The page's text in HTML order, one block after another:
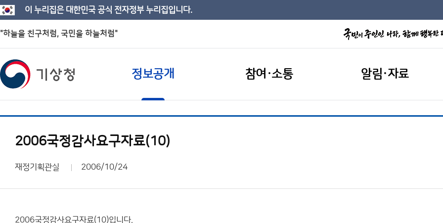
이 누리집은 대한민국 공식 전자정부 누리집입니다.
"하늘을 친구처럼, 국민을 하늘처럼"
정보공개 참여·소통 알림·자료
2006국정감사요구자료(10)
재정기획관실 2006/10/24
2006국정감사요구자료(10)입니다.